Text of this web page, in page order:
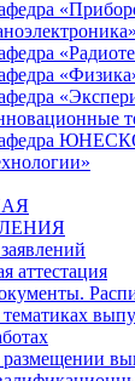
аттестация